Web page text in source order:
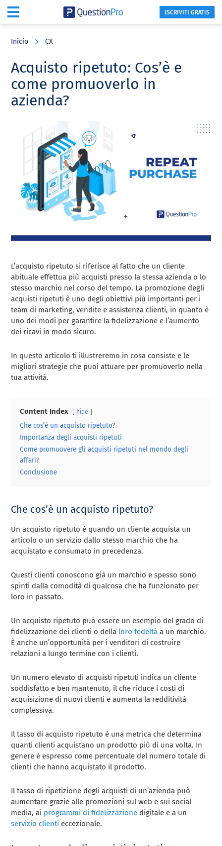
content
sidebar
ISCRIVITI GRATIS
Inicio CX
Acquisto ripetuto: Cos’è e
come promuoverlo in
azienda?
L’acquisto ripetuto si riferisce al fatto che un cliente
abituale effettua più acquisti presso la stessa azienda o lo
stesso marchio nel corso del tempo. La promozione degli
acquisti ripetuti è uno degli obiettivi più importanti per i
team di marketing, vendite e assistenza clienti, in quanto è
uno dei modi per garantire la fidelizzazione e l’aumento
dei ricavi in modo sicuro.
In questo articolo ti illustreremo in cosa consiste e le
migliori strategie che puoi attuare per promuoverlo nella
tua attività.
Content Index hide
Che cos’è un acquisto ripetuto?
Importanza degli acquisti ripetuti
Come promuovere gli acquisti ripetuti nel mondo degli
affari?
Conclusione
Che cos’è un acquisto ripetuto?
Un acquisto ripetuto è quando un cliente acquista un
articolo o un servizio dallo stesso marchio che ha
acquistato e consumato in precedenza.
Questi clienti conoscono già un marchio e spesso sono
spinti dalla comodità di qualcosa che ha funzionato per
loro in passato.
Un acquisto ripetuto può essere un esempio del grado di
fidelizzazione dei clienti o della loro fedeltà a un marchio.
È anche un’opportunità per i venditori di costruire
relazioni a lungo termine con i clienti.
Un numero elevato di acquisti ripetuti indica un cliente
soddisfatto e ben mantenuto, il che riduce i costi di
acquisizione di nuovi clienti e aumenta la redditività
complessiva.
Il tasso di acquisto ripetuto è una metrica che determina
quanti clienti acquistano un prodotto più di una volta. In
genere è espresso come percentuale del numero totale di
clienti che hanno acquistato il prodotto.
Il tasso di ripetizione degli acquisti di un’azienda può
aumentare grazie alle promozioni sul web e sui social
media, ai programmi di fidelizzazione digitale e a un
servizio clienti eccezionale.